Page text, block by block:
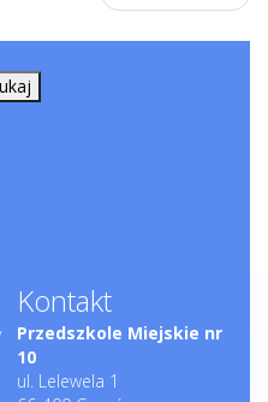
Kontakt
Przedszkole Miejskie nr
10
ul. Lelewela 1